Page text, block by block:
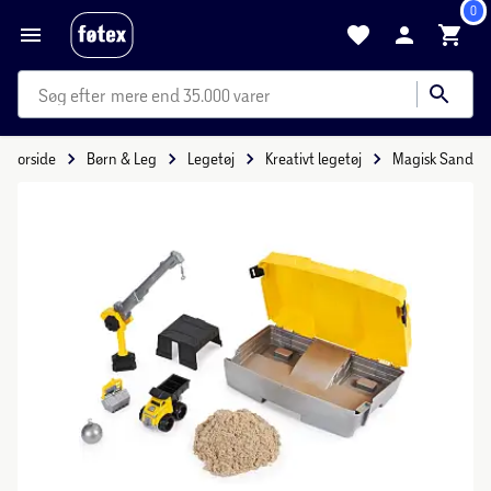
0
mere end 35.000 varer
Forside Børn & Leg Legetøj Kreativt legetøj Magisk Sand